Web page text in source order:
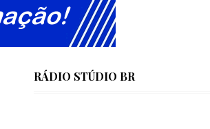
RÁDIO STÚDIO BR